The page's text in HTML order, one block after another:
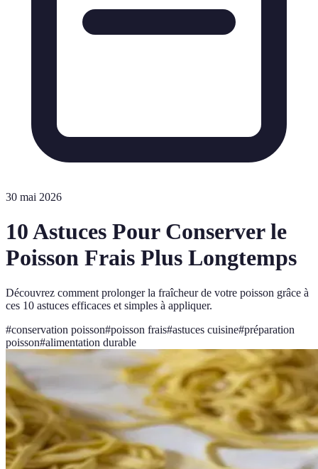
30 mai 2026
10 Astuces Pour Conserver le
Poisson Frais Plus Longtemps
Découvrez comment prolonger la fraîcheur de votre poisson grâce à
ces 10 astuces efficaces et simples à appliquer.
#conservation poisson#poisson frais#astuces cuisine#préparation
poisson#alimentation durable